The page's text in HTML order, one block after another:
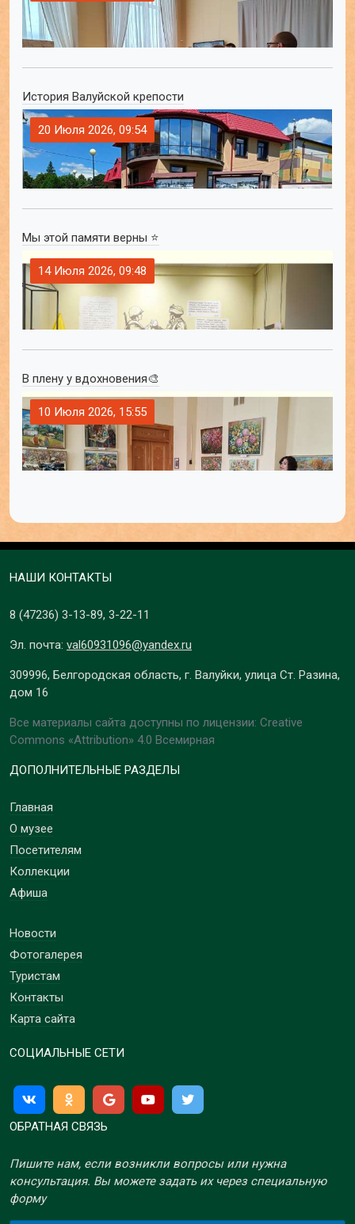
История Валуйской крепости
20 Июля 2026, 09:54
Мы этой памяти верны ⭐
14 Июля 2026, 09:48
В плену у вдохновения🎨
10 Июля 2026, 15:55
НАШИ КОНТАКТЫ
8 (47236) 3-13-89, 3-22-11
Эл. почта: val60931096@yandex.ru
309996, Белгородская область, г. Валуйки, улица Ст. Разина,
дом 16
Все материалы сайта доступны по лицензии: Creative
Commons «Attribution» 4.0 Всемирная
ДОПОЛНИТЕЛЬНЫЕ РАЗДЕЛЫ
Главная
О музее
Посетителям
Коллекции
Афиша
Новости
Фотогалерея
Туристам
Контакты
Карта сайта
СОЦИАЛЬНЫЕ СЕТИ
ОБРАТНАЯ СВЯЗЬ
Пишите нам, если возникли вопросы или нужна
консультация. Вы можете задать их через специальную
форму